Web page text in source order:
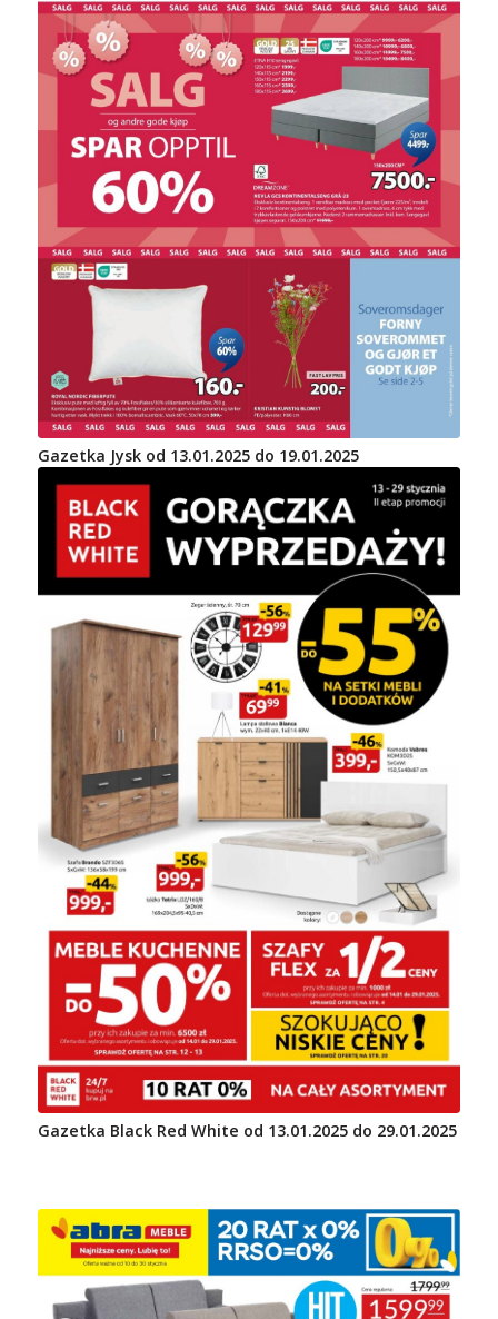
Gazetka Jysk od 13.01.2025 do 19.01.2025
Gazetka Black Red White od 13.01.2025 do 29.01.2025